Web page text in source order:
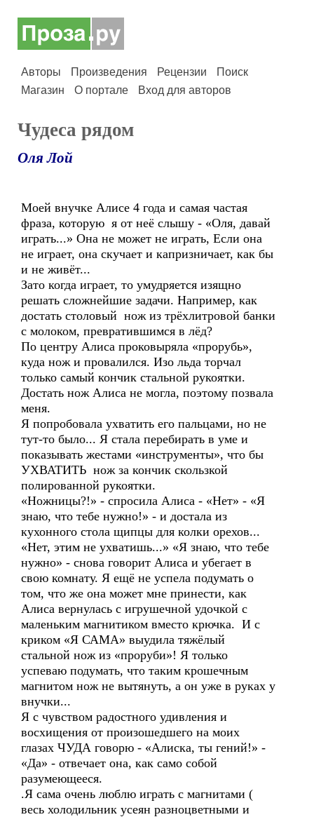
Авторы Произведения Рецензии
Поиск
Магазин
О портале Вход для авторов
Чудеса рядом
Оля Лой
Моей внучке Алисе 4 года и самая частая
фраза, которую я от неё слышу - «Оля, давай
играть...» Она не может не играть, Если она
не играет, она скучает и капризничает, как бы
и не живёт...
Зато когда играет, то умудряется изящно
решать сложнейшие задачи. Например, как
достать столовый нож из трёхлитровой банки
с молоком, превратившимся в лёд?
По центру Алиса проковыряла «прорубь»,
куда нож и провалился. Изо льда торчал
только самый кончик стальной рукоятки.
Достать нож Алиса не могла, поэтому позвала
меня.
Я попробовала ухватить его пальцами, но не
тут-то было... Я стала перебирать в уме и
показывать жестами «инструменты», что бы
УХВАТИТЬ нож за кончик скользкой
полированной рукоятки.
«Ножницы?!» - спросила Алиса - «Нет» - «Я
знаю, что тебе нужно!» - и достала из
кухонного стола щипцы для колки орехов...
«Нет, этим не ухватишь...» «Я знаю, что тебе
нужно» - снова говорит Алиса и убегает в
свою комнату. Я ещё не успела подумать о
том, что же она может мне принести, как
Алиса вернулась с игрушечной удочкой с
маленьким магнитиком вместо крючка. И с
криком «Я САМА» выудила тяжёлый
стальной нож из «проруби»! Я только
успеваю подумать, что таким крошечным
магнитом нож не вытянуть, а он уже в руках у
внучки...
Я с чувством радостного удивления и
восхищения от произошедшего на моих
глазах ЧУДА говорю - «Алиска, ты гений!» -
«Да» - отвечает она, как само собой
разумеющееся.
.Я сама очень люблю играть с магнитами (
весь холодильник усеян разноцветными и